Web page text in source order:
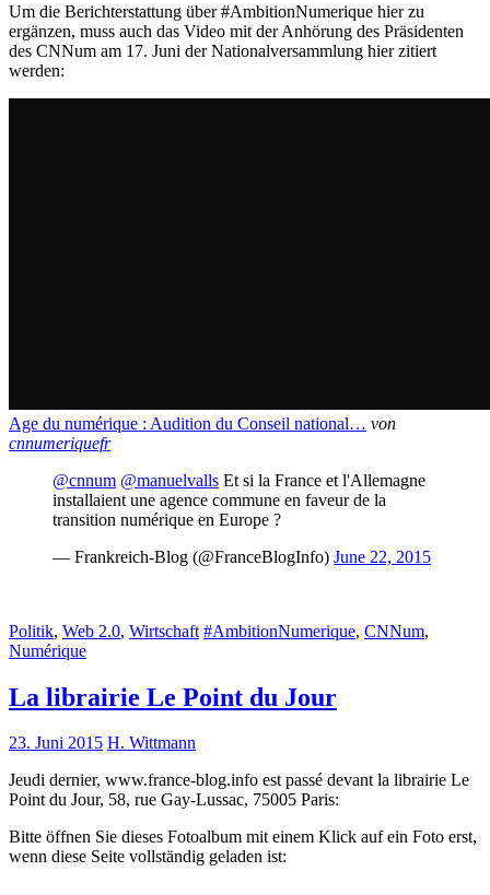
Um die Berichterstattung über #AmbitionNumerique hier zu
ergänzen, muss auch das Video mit der Anhörung des Präsidenten
des CNNum am 17. Juni der Nationalversammlung hier zitiert
werden:
Age du numérique : Audition du Conseil national… von
cnnumeriquefr
@cnnum @manuelvalls Et si la France et l'Allemagne
installaient une agence commune en faveur de la
transition numérique en Europe ?
— Frankreich-Blog (@FranceBlogInfo) June 22, 2015
Politik, Web 2.0, Wirtschaft #AmbitionNumerique, CNNum,
Numérique
La librairie Le Point du Jour
23. Juni 2015 H. Wittmann
Jeudi dernier, www.france-blog.info est passé devant la librairie Le
Point du Jour, 58, rue Gay-Lussac, 75005 Paris:
Bitte öffnen Sie dieses Fotoalbum mit einem Klick auf ein Foto erst,
wenn diese Seite vollständig geladen ist: